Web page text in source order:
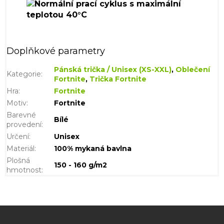
Doplňkové parametry
Kategorie: Pánská trička / Unisex (XS-XXL), Oblečení
Fortnite, Trička Fortnite
Hra:
Fortnite
Motiv:
Fortnite
Barevné
provedení:
Bílé
Určení:
Unisex
Materiál :
100% mykaná bavlna
Plošná
hmotnost:
150 - 160 g/m2